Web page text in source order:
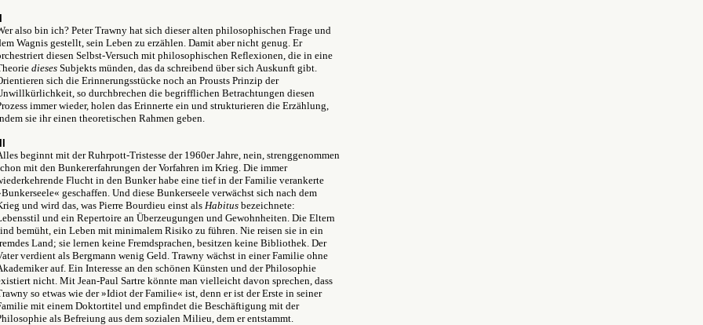
also bin ich? Peter Trawny hat sich dieser alten philosophischen Frage und
Wagnis gestellt, sein Leben zu erzählen. Damit aber nicht genug. Er
diesen Selbst-Versuch mit philosophischen Reflexionen, die in eine
dieses Subjekts münden, das da schreibend über sich Auskunft gibt.
sich die Erinnerungsstücke noch an Prousts Prinzip der
so durchbrechen die begrifflichen Betrachtungen diesen
immer wieder, holen das Erinnerte ein und strukturieren die Erzählung,
sie ihr einen theoretischen Rahmen geben.
beginnt mit der Ruhrpott-Tristesse der 1960er Jahre, nein, strenggenommen
mit den Bunkererfahrungen der Vorfahren im Krieg. Die immer
Flucht in den Bunker habe eine tief in der Familie verankerte
geschaffen. Und diese Bunkerseele verwächst sich nach dem
und wird das, was Pierre Bourdieu einst als Habitus bezeichnete:
und ein Repertoire an Überzeugungen und Gewohnheiten. Die Eltern
bemüht, ein Leben mit minimalem Risiko zu führen. Nie reisen sie in ein
Land; sie lernen keine Fremdsprachen, besitzen keine Bibliothek. Der
verdient als Bergmann wenig Geld. Trawny wächst in einer Familie ohne
auf. Ein Interesse an den schönen Künsten und der Philosophie
nicht. Mit Jean-Paul Sartre könnte man vielleicht davon sprechen, dass
so etwas wie der »Idiot der Familie« ist, denn er ist der Erste in seiner
mit einem Doktortitel und empfindet die Beschäftigung mit der
als Befreiung aus dem sozialen Milieu, dem er entstammt.